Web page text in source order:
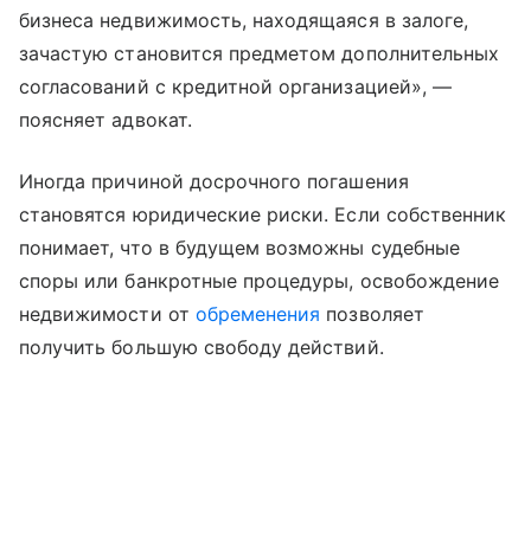
бизнеса недвижимость, находящаяся в залоге,
зачастую становится предметом дополнительных
согласований с кредитной организацией», —
поясняет адвокат.
Иногда причиной досрочного погашения
становятся юридические риски. Если собственник
понимает, что в будущем возможны судебные
споры или банкротные процедуры, освобождение
недвижимости от обременения позволяет
получить большую свободу действий.